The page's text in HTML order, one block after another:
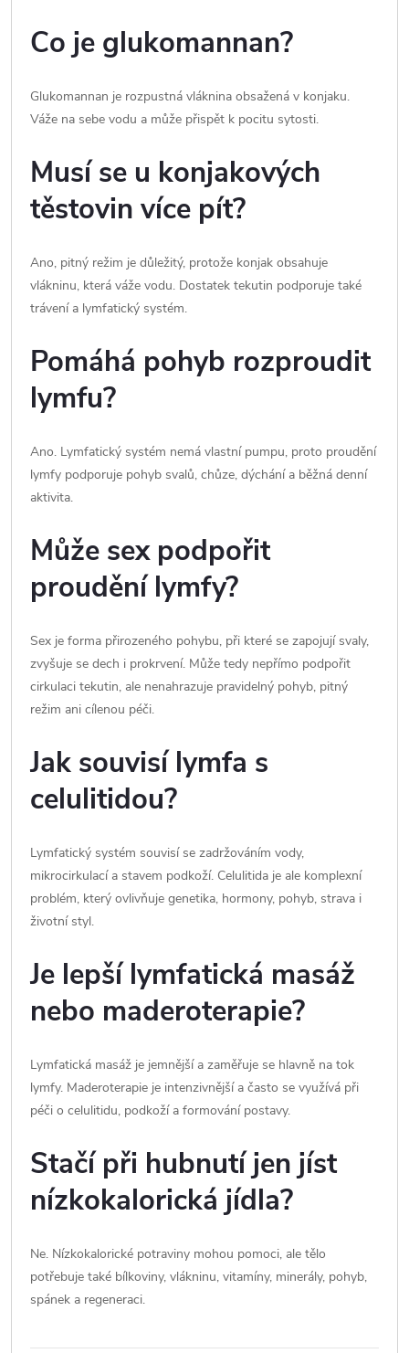
Co je glukomannan?
Glukomannan je rozpustná vláknina obsažená v konjaku.
Váže na sebe vodu a může přispět k pocitu sytosti.
Musí se u konjakových
těstovin více pít?
Ano, pitný režim je důležitý, protože konjak obsahuje
vlákninu, která váže vodu. Dostatek tekutin podporuje také
trávení a lymfatický systém.
Pomáhá pohyb rozproudit
lymfu?
Ano. Lymfatický systém nemá vlastní pumpu, proto proudění
lymfy podporuje pohyb svalů, chůze, dýchání a běžná denní
aktivita.
Může sex podpořit
proudění lymfy?
Sex je forma přirozeného pohybu, při které se zapojují svaly,
zvyšuje se dech i prokrvení. Může tedy nepřímo podpořit
cirkulaci tekutin, ale nenahrazuje pravidelný pohyb, pitný
režim ani cílenou péči.
Jak souvisí lymfa s
celulitidou?
Lymfatický systém souvisí se zadržováním vody,
mikrocirkulací a stavem podkoží. Celulitida je ale komplexní
problém, který ovlivňuje genetika, hormony, pohyb, strava i
životní styl.
Je lepší lymfatická masáž
nebo maderoterapie?
Lymfatická masáž je jemnější a zaměřuje se hlavně na tok
lymfy. Maderoterapie je intenzivnější a často se využívá při
péči o celulitidu, podkoží a formování postavy.
Stačí při hubnutí jen jíst
nízkokalorická jídla?
Ne. Nízkokalorické potraviny mohou pomoci, ale tělo
potřebuje také bílkoviny, vlákninu, vitamíny, minerály, pohyb,
spánek a regeneraci.